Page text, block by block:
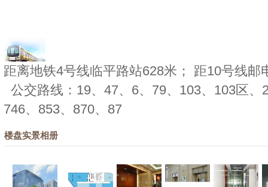
距离地铁4号线临平路站628米； 距10号线邮
公交路线：19、47、6、79、103、103区、
746、853、870、87
楼盘实景相册